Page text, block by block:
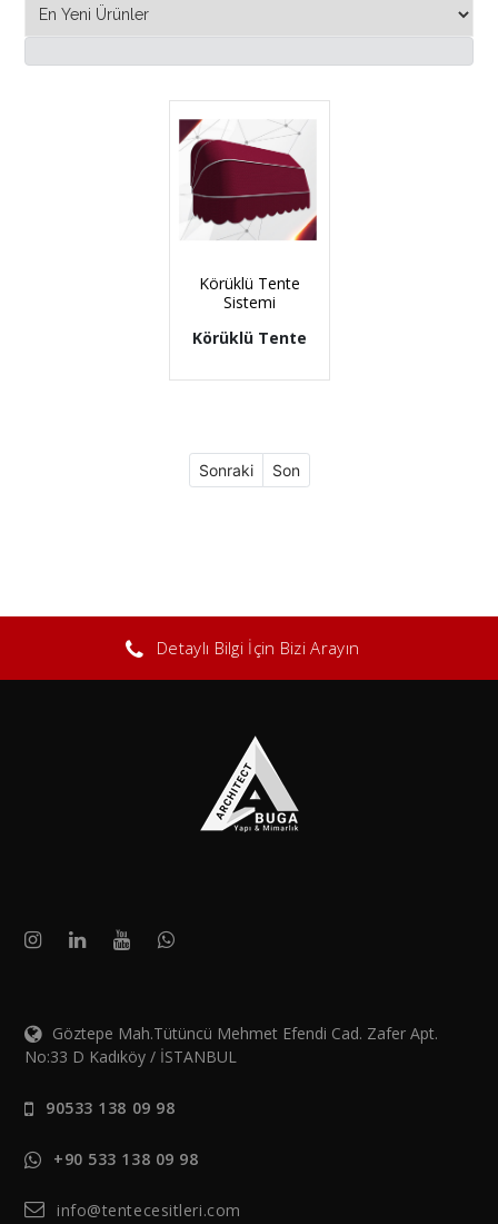
Körüklü Tente
Sistemi
Körüklü Tente
Sonraki Son
Detaylı Bilgi İçin Bizi Arayın
Göztepe Mah.Tütüncü Mehmet Efendi Cad. Zafer Apt.
No:33 D Kadıköy / İSTANBUL
90533 138 09 98
+90 533 138 09 98
info@tentecesitleri.com